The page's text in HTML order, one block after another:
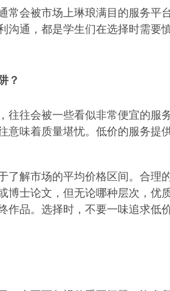
常会被市场上琳琅满目的服务
沟通，都是学生们在选择时需
？
往往会被一些看似非常便宜的
意味着质量堪忧。低价的服务
了解市场的平均价格区间。合
博士论文，但无论哪种层次，
作品。选择时，不要一味追求